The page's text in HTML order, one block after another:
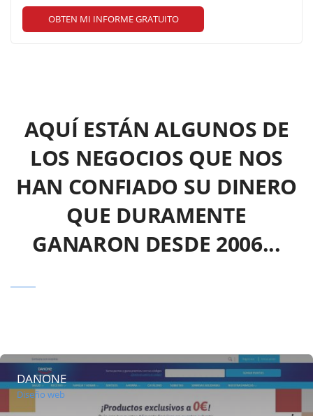
OBTEN MI INFORME GRATUITO
AQUÍ ESTÁN ALGUNOS DE
LOS NEGOCIOS QUE NOS
HAN CONFIADO SU DINERO
QUE DURAMENTE
GANARON DESDE 2006...
DANONE
Diseño web